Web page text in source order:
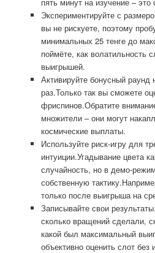
Экспериментируйте с
вы не рискуете, поэтому
минимальных 25 тенге до
поймёте, как волатильность
выигрышей.
Активируйте бонусный раунд
раз.Только так вы сможете
фриспинов.Обратите
множители – они могут
космические выплаты.
Используйте риск-игру для
интуиции.Угадывание цвета
случайность, но в демо-
собственную
только после выигрыша на
Записывайте свои
сколько вращений сделали,
какой был максимальный
объективно оценить слот без